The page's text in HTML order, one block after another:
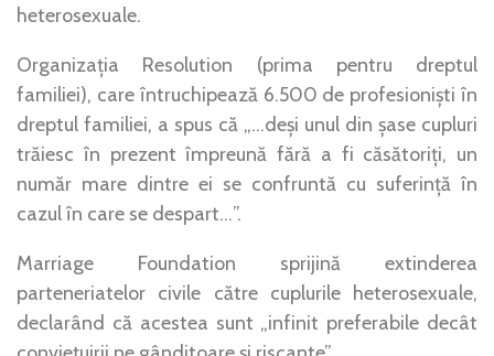
heterosexuale.
Organizația Resolution (prima pentru dreptul
familiei), care întruchipează 6.500 de profesioniști în
dreptul familiei, a spus că „…deși unul din șase cupluri
trăiesc în prezent împreună fără a fi căsătoriți, un
număr mare dintre ei se confruntă cu suferință în
cazul în care se despart…”.
Marriage Foundation sprijină extinderea
parteneriatelor civile către cuplurile heterosexuale,
declarând că acestea sunt „infinit preferabile decât